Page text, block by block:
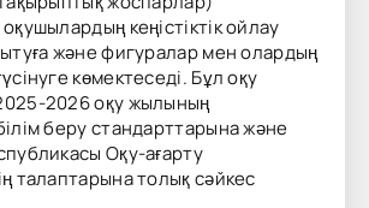
кеңістіктік ойлау
және фигуралар мен олардың
көмектеседі. Бұл оқу
2026 оқу жылының
беру стандарттарына және
Оқу-ағарту
талаптарына толық сәйкес